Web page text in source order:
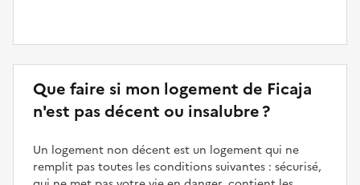
Que faire si mon logement de Ficaja
n'est pas décent ou insalubre ?
Un logement non décent est un logement qui ne
remplit pas toutes les conditions suivantes : sécurisé,